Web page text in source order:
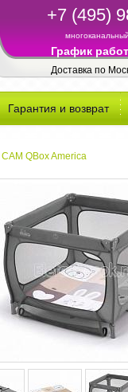
+7 (495)
График
Доставка по
Гарантия и возврат
CAM QBox America